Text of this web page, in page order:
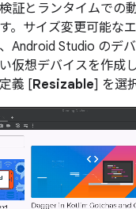
証とランタイムでの
。サイズ変更可能な
Android Studio のデ
仮想デバイスを作成
義 [Resizable] を選